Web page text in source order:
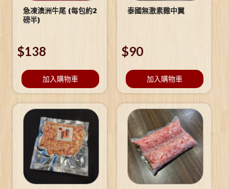
急凍澳洲牛尾 (每包約2
磅半)
$138
加入購物車
泰國無激素雞中翼
$90
加入購物車